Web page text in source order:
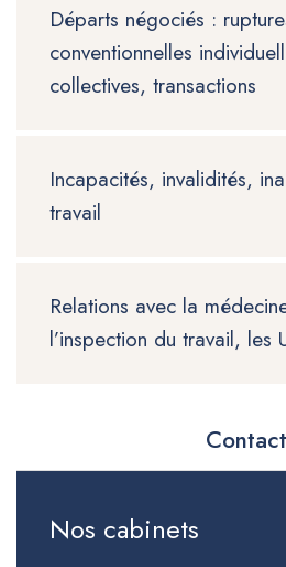
Départs négociés :
conventionnelles
collectives, transactions
Incapacités, invalidités,
travail
Relations avec la
l’inspection du travail, les
Contact
Nos cabinets